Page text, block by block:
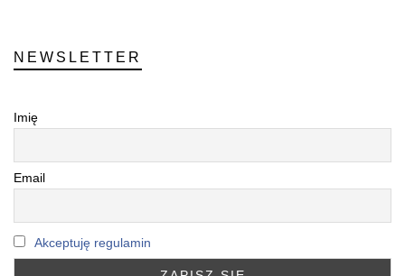
NEWSLETTER
Imię
Email
Akceptuję regulamin